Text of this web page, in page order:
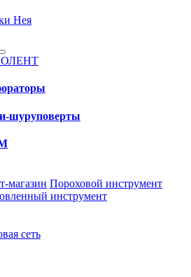
Нея
шуруповерты
магазин Пороховой инструмент
инструмент
сеть